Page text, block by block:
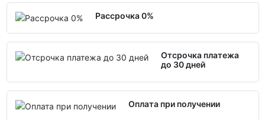
Рассрочка 0%
Отсрочка платежа
до 30 дней
Оплата при получении